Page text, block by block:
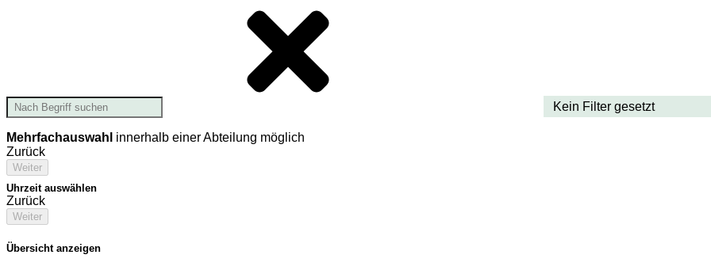
Mehrfachauswahl innerhalb einer Abteilung möglich
Zurück
Weiter
Uhrzeit auswählen
Zurück
Weiter
Übersicht anzeigen